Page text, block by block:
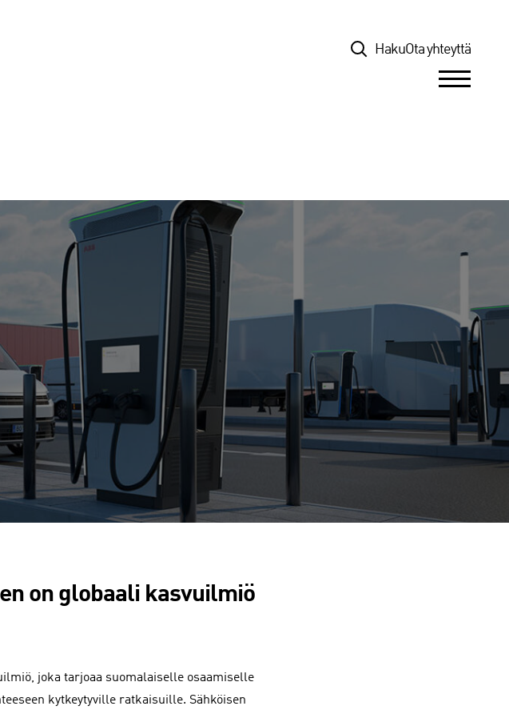
TopHakuOta yhteyttä
on globaali kasvuilmiö
joka tarjoaa suomalaiselle osaamiselle
kytkeytyville ratkaisuille. Sähköisen